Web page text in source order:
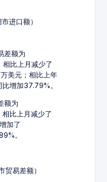
进口额）
差额为
比上月减少了
美元；相比上年
增加37.79%。
额为
比上月减少了
加了
。
贸易差额）